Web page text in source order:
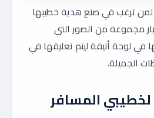
ترغب في صنع هدية خطيبها
مجموعة من الصور التي
لوحة أنيقة ليتم تعليقها في
الجميلة.
لخطيبي المسافر